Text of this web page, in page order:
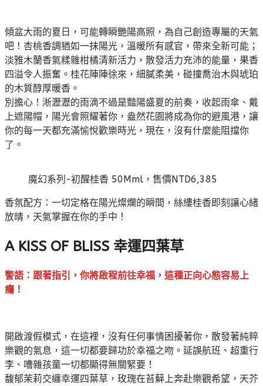
傾盆大雨的夏日，可能轉瞬艷陽高照，為自己創造專屬的天氣
吧！杏桃香調猶如一抹陽光，溫暖所有感官，帶來全新可能；
淡雅木蘭香氣糅雜柑橘清新活力，散發活力充沛的能量，果香
四溢令人振奮。桂花陣陣徐來，細膩柔美，碰撞喬治木與琥珀
的木質醇厚暖香。
別擔心！淅瀝瀝的雨滴不過是豔陽盛夏的前奏，收起雨傘、戴
上遮陽帽，陽光會照耀著你，盎然花園將成為你的避風港，讓
你的每一天都充滿愉悅歡樂時光，現在，沒有什麼能阻擋你
了。
魔幻系列-初醒桂香 50Mml，售價NTD6,385
香氛配方：一切定格在陽光燦爛的瞬間，絲縷桂香即刻讓心緒
放晴，天氣掌握在你的手中！
A KISS OF BLISS 幸運四葉草
警語：跟著指引，你將啟程前往幸福，這種正向心態容易上
癮！
開啟渡假模式，在這裡，沒有任何事情困擾著你，散發著純粹
樂觀的氣息，這一切都要歸功於幸福之吻。延誤航班、超重行
李、嘈雜孩童一切都顯得無關緊要！
馥郁茉莉交纏幸運四葉草，玫瑰在苔蘚上奔赴樂觀希望，天芥